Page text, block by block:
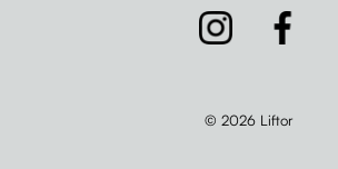
© 2026 Liftor